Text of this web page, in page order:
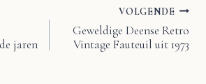
jaren
VOLGENDE
Geweldige Deense Retro
Vintage Fauteuil uit 1973